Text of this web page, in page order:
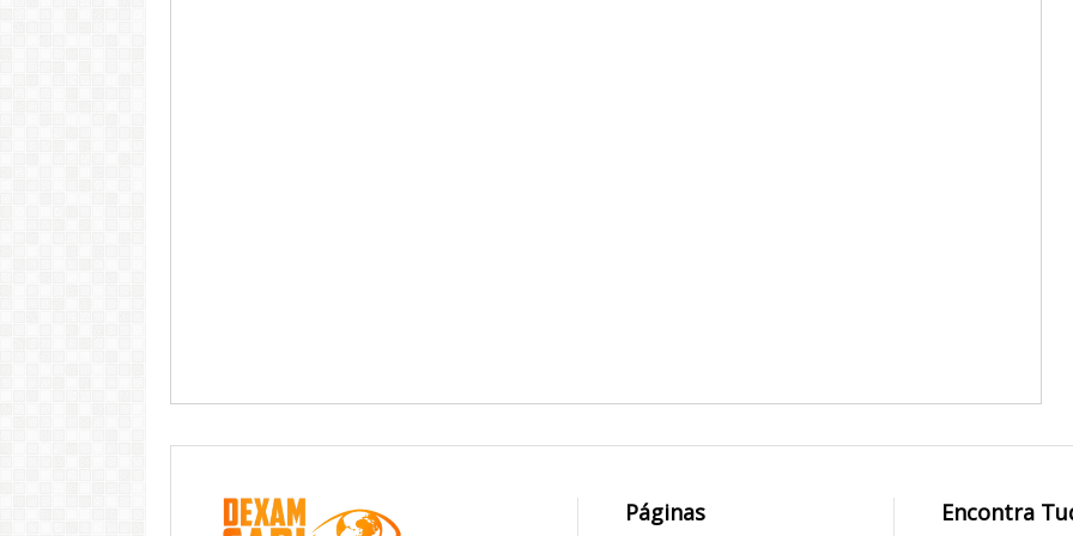
Páginas Encontra